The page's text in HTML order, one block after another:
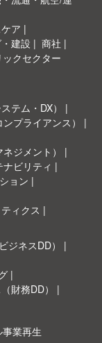
ア
建設
商社
クセクター
テム・DX）
プライアンス）
ジメント）
ビリティ
ョン
ィクス
ジネスDD）
財務DD）
業再生